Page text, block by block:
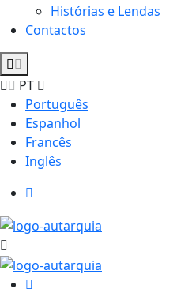
Histórias e Lendas
Contactos
PT
Português
Espanhol
Francês
Inglês